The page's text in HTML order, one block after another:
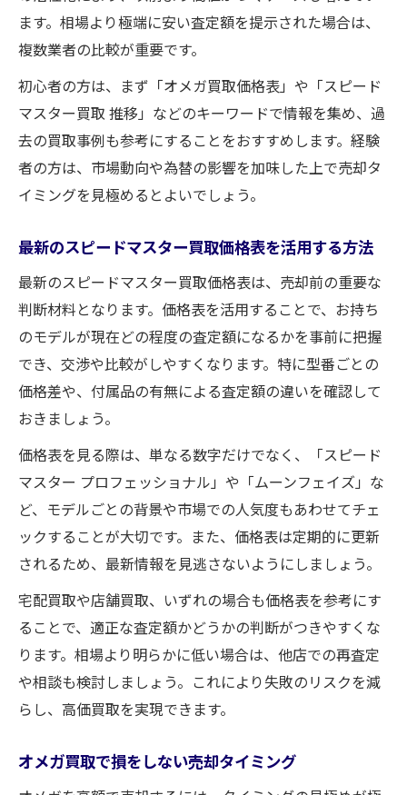
ます。相場より極端に安い査定額を提示された場合は、
複数業者の比較が重要です。
初心者の方は、まず「オメガ買取価格表」や「スピード
マスター買取 推移」などのキーワードで情報を集め、過
去の買取事例も参考にすることをおすすめします。経験
者の方は、市場動向や為替の影響を加味した上で売却タ
イミングを見極めるとよいでしょう。
最新のスピードマスター買取価格表を活用する方法
最新のスピードマスター買取価格表は、売却前の重要な
判断材料となります。価格表を活用することで、お持ち
のモデルが現在どの程度の査定額になるかを事前に把握
でき、交渉や比較がしやすくなります。特に型番ごとの
価格差や、付属品の有無による査定額の違いを確認して
おきましょう。
価格表を見る際は、単なる数字だけでなく、「スピード
マスター プロフェッショナル」や「ムーンフェイズ」な
ど、モデルごとの背景や市場での人気度もあわせてチェ
ックすることが大切です。また、価格表は定期的に更新
されるため、最新情報を見逃さないようにしましょう。
宅配買取や店舗買取、いずれの場合も価格表を参考にす
ることで、適正な査定額かどうかの判断がつきやすくな
ります。相場より明らかに低い場合は、他店での再査定
や相談も検討しましょう。これにより失敗のリスクを減
らし、高価買取を実現できます。
オメガ買取で損をしない売却タイミング